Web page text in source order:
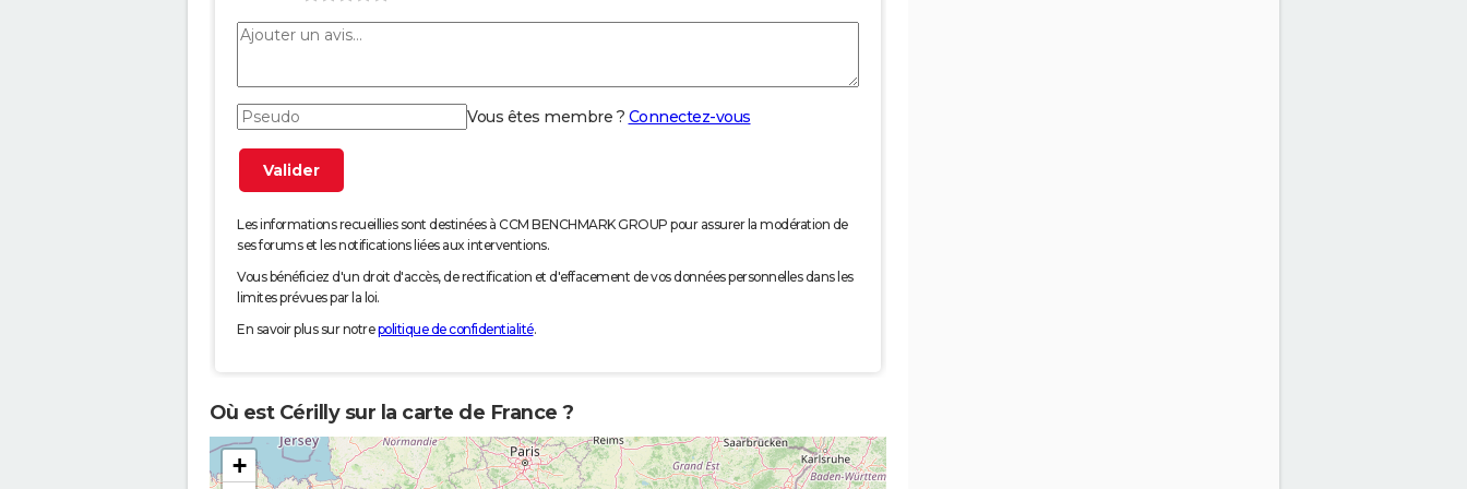
Vous êtes membre ? Connectez-vous
Les informations recueillies sont destinées à CCM BENCHMARK GROUP pour assurer la modération de
ses forums et les notifications liées aux interventions.
Vous bénéficiez d'un droit d'accès, de rectification et d'effacement de vos données personnelles dans les
limites prévues par la loi.
En savoir plus sur notrepolitique de confidentialité.
Où est Cérilly sur la carte de France ?
+